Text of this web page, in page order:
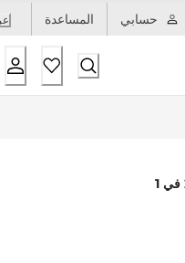
حسابي المساعدة